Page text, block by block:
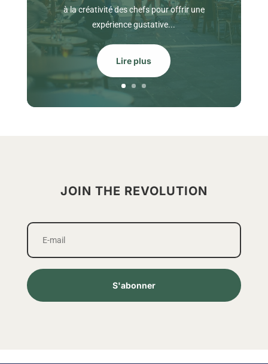
à la créativité des chefs pour offrir une
expérience gustative...
Lire plus
JOIN THE REVOLUTION
S'abonner